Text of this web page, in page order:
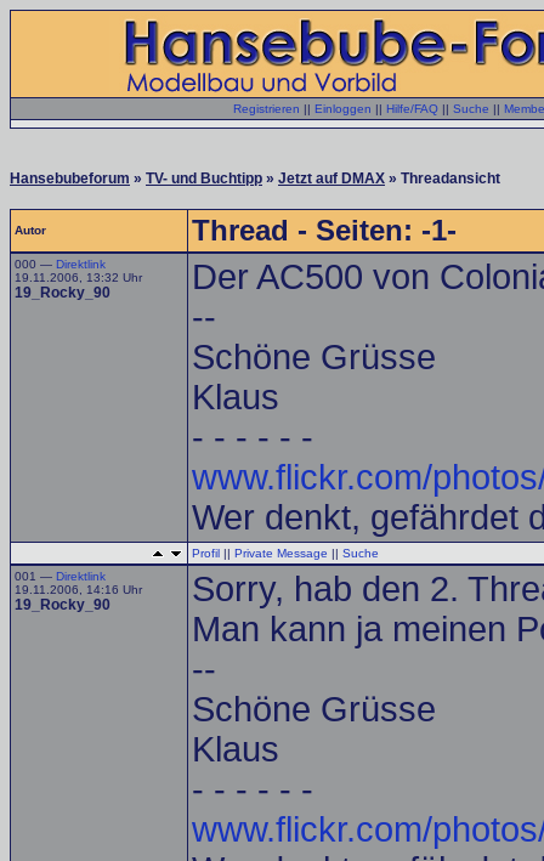
Registrieren || Einloggen || Hilfe/FAQ || Suche ||
Hansebubeforum » TV- und Buchtipp » Jetzt auf DMAX » Threadansicht
Autor Thread - Seiten: -1-
000 — Direktlink
19.11.2006, 13:32 Uhr
19_Rocky_90
Der AC500 von
--
Schöne Grüsse
Klaus
- - - - - -
www.flickr.com/
Wer denkt, gefährdet
Profil || Private Message || Suche
001 — Direktlink
19.11.2006, 14:16 Uhr
19_Rocky_90
Sorry, hab den 2.
Man kann ja meinen
--
Schöne Grüsse
Klaus
- - - - - -
www.flickr.com/